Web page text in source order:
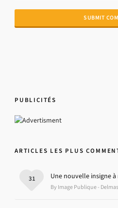
PUBLICITÉS
ARTICLES LES PLUS
Une nouvelle insigne
By Image Publique -
31